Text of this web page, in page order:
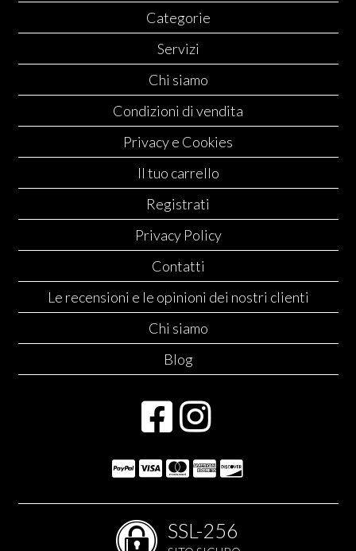
Categorie
Servizi
Chi siamo
Condizioni di vendita
Privacy e Cookies
Il tuo carrello
Registrati
Privacy Policy
Contatti
Le recensioni e le opinioni dei nostri clienti
Chi siamo
Blog
SSL-256